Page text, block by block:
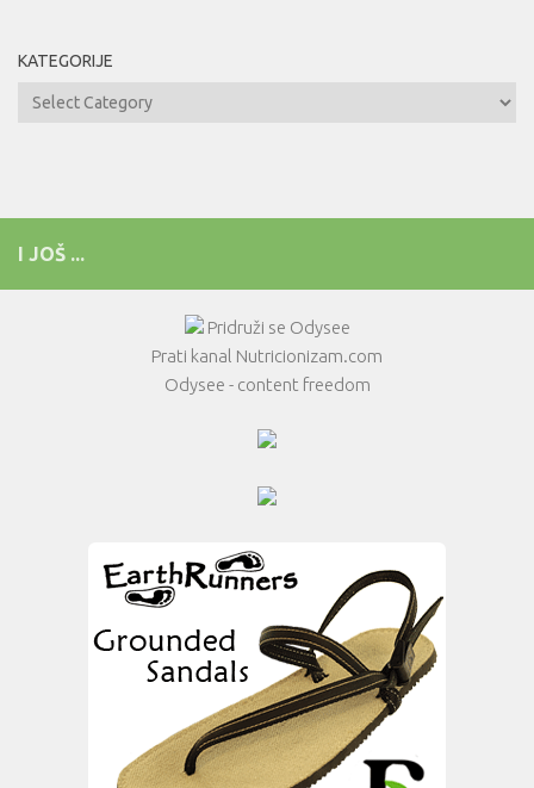
KATEGORIJE
Kategorije
I JOŠ ...
Pridruži se Odysee
Prati kanal Nutricionizam.com
Odysee - content freedom